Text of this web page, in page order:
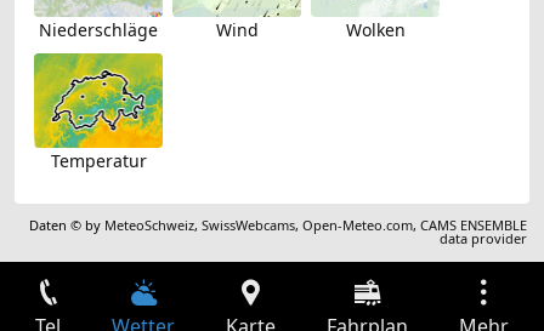
Niederschläge Wind Wolken
Temperatur
Daten © by MeteoSchweiz,SwissWebcams,Open-Meteo.com,CAMS ENSEMBLE
data provider